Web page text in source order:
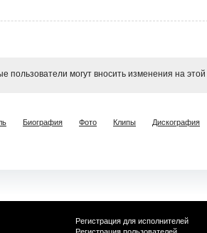
пользователи могут вносить изменения на
Биография Фото Клипы Дискография
Регистрация для исполнителей